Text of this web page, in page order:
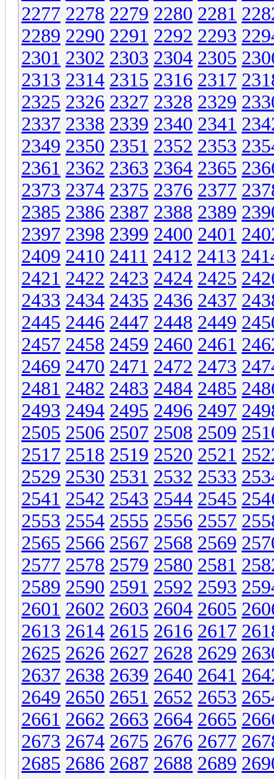
2277 2278 2279 2280 2281
2289 2290 2291 2292 2293
2301 2302 2303 2304 2305
2313 2314 2315 2316 2317
2325 2326 2327 2328 2329
2337 2338 2339 2340 2341
2349 2350 2351 2352 2353
2361 2362 2363 2364 2365
2373 2374 2375 2376 2377
2385 2386 2387 2388 2389
2397 2398 2399 2400 2401
2409 2410 2411 2412 2413
2421 2422 2423 2424 2425
2433 2434 2435 2436 2437
2445 2446 2447 2448 2449
2457 2458 2459 2460 2461
2469 2470 2471 2472 2473
2481 2482 2483 2484 2485
2493 2494 2495 2496 2497
2505 2506 2507 2508 2509
2517 2518 2519 2520 2521
2529 2530 2531 2532 2533
2541 2542 2543 2544 2545
2553 2554 2555 2556 2557
2565 2566 2567 2568 2569
2577 2578 2579 2580 2581
2589 2590 2591 2592 2593
2601 2602 2603 2604 2605
2613 2614 2615 2616 2617
2625 2626 2627 2628 2629
2637 2638 2639 2640 2641
2649 2650 2651 2652 2653
2661 2662 2663 2664 2665
2673 2674 2675 2676 2677
2685 2686 2687 2688 2689